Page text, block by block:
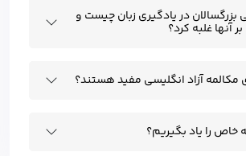
در یادگیری زبان چیست و
آنها غلبه کرد؟
آزاد انگلیسی مفید هستند؟
را یاد بگیریم؟